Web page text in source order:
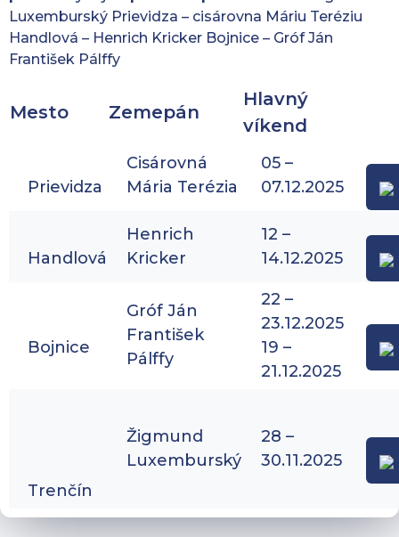
Luxemburský Prievidza – cisárovna Máriu Teréziu
Handlová – Henrich Kricker Bojnice – Gróf Ján
František Pálffy
Mesto Zemepán
Hlavný
víkend
Prievidza
Cisárovná
Mária Terézia
05 –
07.12.2025
Handlová
Henrich
Kricker
12 –
14.12.2025
Bojnice
Gróf Ján
František
Pálffy
22 –
23.12.2025
19 –
21.12.2025
Trenčín
Žigmund
Luxemburský
28 –
30.11.2025